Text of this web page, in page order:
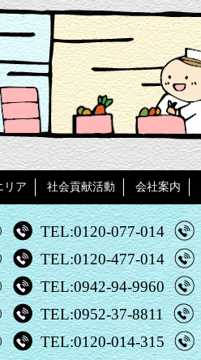
リア 社会貢献活動 会社案内
TEL:0120-077-014
TEL:0120-477-014
TEL:0942-94-9960
TEL:0952-37-8811
TEL:0120-014-315